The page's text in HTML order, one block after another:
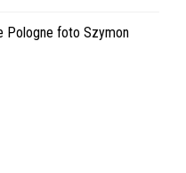
Pologne foto Szymon